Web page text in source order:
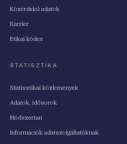
Közérdekű adatok
Karrier
Etikai kódex
STATISZTIKA
Statisztikai közlemények
Adatok, idősorok
Módszertan
Információk adatszolgáltatóknak